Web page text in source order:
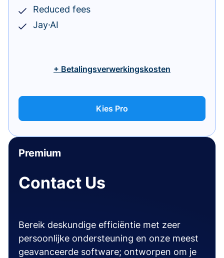
Reduced fees
Jay·AI
+ Betalingsverwerkingskosten
Kies Pro
Premium
Contact Us
Bereik deskundige efficiëntie met zeer
persoonlijke ondersteuning en onze meest
geavanceerde software; ontworpen om je